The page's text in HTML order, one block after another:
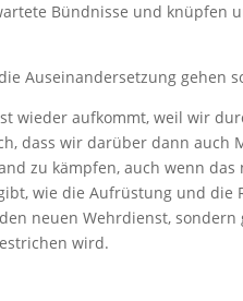
Bündnisse und knüpfen
Auseinandersetzung gehen
wieder aufkommt, weil wir
dass wir darüber dann auch
zu kämpfen, auch wenn
wie die Aufrüstung und die
neuen Wehrdienst, sondern
wird.